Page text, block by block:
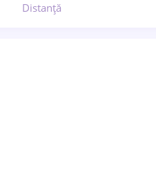
Distanță